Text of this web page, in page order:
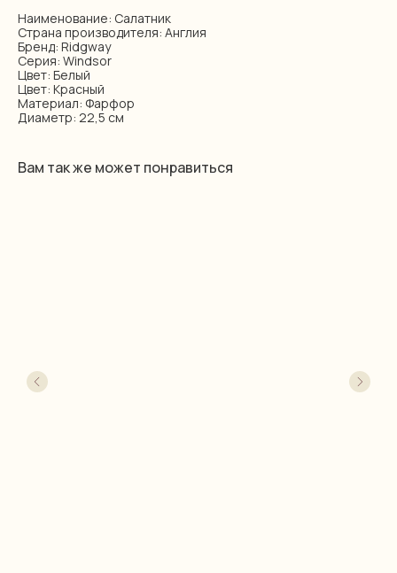
Наименование: Салатник
Страна производителя: Англия
Бренд: Ridgway
Серия: Windsor
Цвет: Белый
Цвет: Красный
Материал: Фарфор
Диаметр: 22,5 см
Вам так же может понравиться